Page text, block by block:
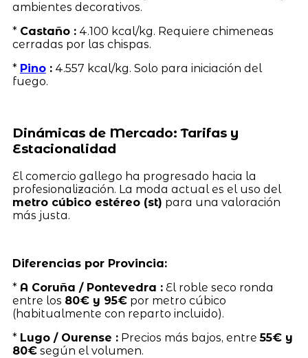
ambientes decorativos.
* Castaño :4.100 kcal/kg. Requiere chimeneas
cerradas por las chispas.
* Pino:4.557 kcal/kg. Solo para iniciación del
fuego.
Dinámicas de Mercado: Tarifas y
Estacionalidad
El comercio gallego ha progresado hacia la
profesionalización. La moda actual es el uso del
metro cúbico estéreo (st) para una valoración
más justa.
Diferencias por Provincia:
* A Coruña / Pontevedra :El roble seco ronda
entre los 80€ y 95€por metro cúbico
(habitualmente con reparto incluido).
* Lugo / Ourense :Precios más bajos, entre55€ y
80€según el volumen.